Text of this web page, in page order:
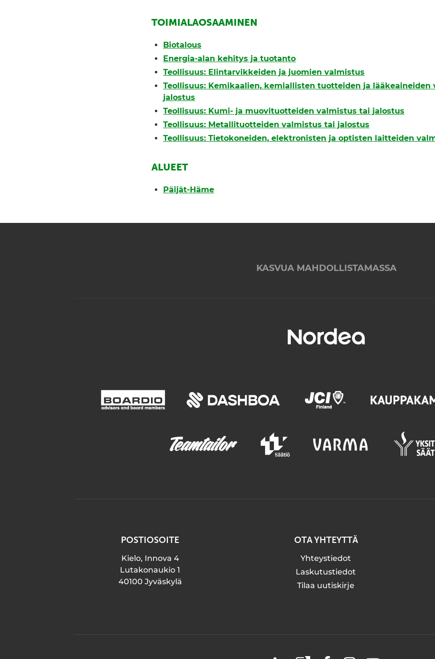
TOIMIALAOSAAMINEN
Biotalous
Energia-alan kehitys ja tuotanto
Teollisuus: Elintarvikkeiden ja juomien valmistus
Teollisuus: Kemikaalien, kemiallisten tuotteiden ja lääkeaineiden
jalostus
Teollisuus: Kumi- ja muovituotteiden valmistus tai jalostus
Teollisuus: Metallituotteiden valmistus tai jalostus
Teollisuus: Tietokoneiden, elektronisten ja optisten laitteiden
ALUEET
Päijät-Häme
KASVUA MAHDOLLISTAMASSA
POSTIOSOITE
Kielo, Innova 4
Lutakonaukio 1
40100 Jyväskylä
OTA YHTEYTTÄ
Yhteystiedot
Laskutustiedot
Tilaa uutiskirje